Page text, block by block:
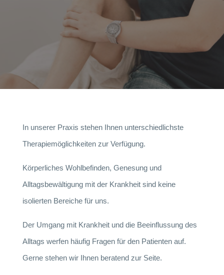
In unserer Praxis stehen Ihnen unterschiedlichste
Therapiemöglichkeiten zur Verfügung.
Körperliches Wohlbefinden, Genesung und
Alltagsbewältigung mit der Krankheit sind keine
isolierten Bereiche für uns.
Der Umgang mit Krankheit und die Beeinflussung des
Alltags werfen häufig Fragen für den Patienten auf.
Gerne stehen wir Ihnen beratend zur Seite.